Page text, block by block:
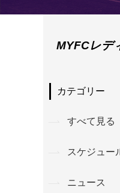
MYFCレデ
カテゴリー
すべて見る
スケジュー
ニュース